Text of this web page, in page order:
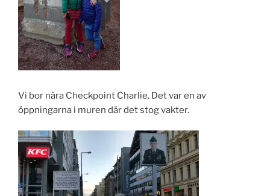
Vi bor nära Checkpoint Charlie. Det var en av
öppningarna i muren där det stog vakter.